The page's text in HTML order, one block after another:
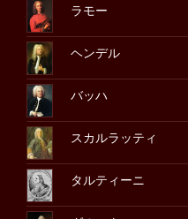
ラモー
ヘンデル
バッハ
スカルラッティ
タルティーニ